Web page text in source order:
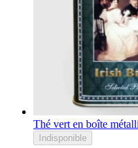
Thé vert en boîte
Indisponible